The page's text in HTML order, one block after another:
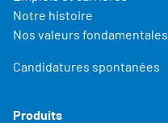
Notre histoire
Nos valeurs fondamentales
Candidatures spontanées
Produits